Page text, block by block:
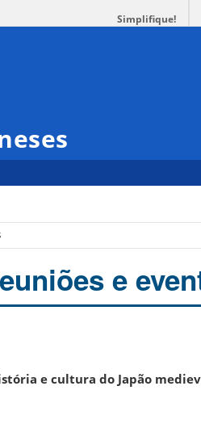
Simplifique!
e
e cultura do Japão